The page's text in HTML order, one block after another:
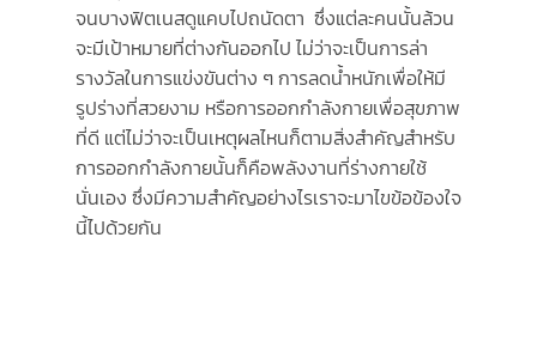
จนบางฟิตเนสดูแคบไปถนัดตา ซึ่งแต่ละคนนั้นล้วน
จะมีเป้าหมายที่ต่างกันออกไป ไม่ว่าจะเป็นการล่า
รางวัลในการแข่งขันต่าง ๆ การลดน้ำหนักเพื่อให้มี
รูปร่างที่สวยงาม หรือการออกกำลังกายเพื่อสุขภาพ
ที่ดี แต่ไม่ว่าจะเป็นเหตุผลไหนก็ตามสิ่งสำคัญสำหรับ
การออกกำลังกายนั้นก็คือพลังงานที่ร่างกายใช้
นั่นเอง ซึ่งมีความสำคัญอย่างไรเราจะมาไขข้อข้องใจ
นี้ไปด้วยกัน